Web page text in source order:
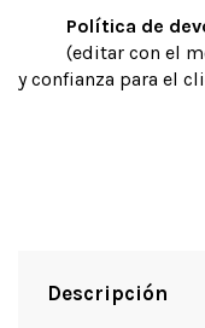
Política de
(editar con el
y confianza para el
Descripción